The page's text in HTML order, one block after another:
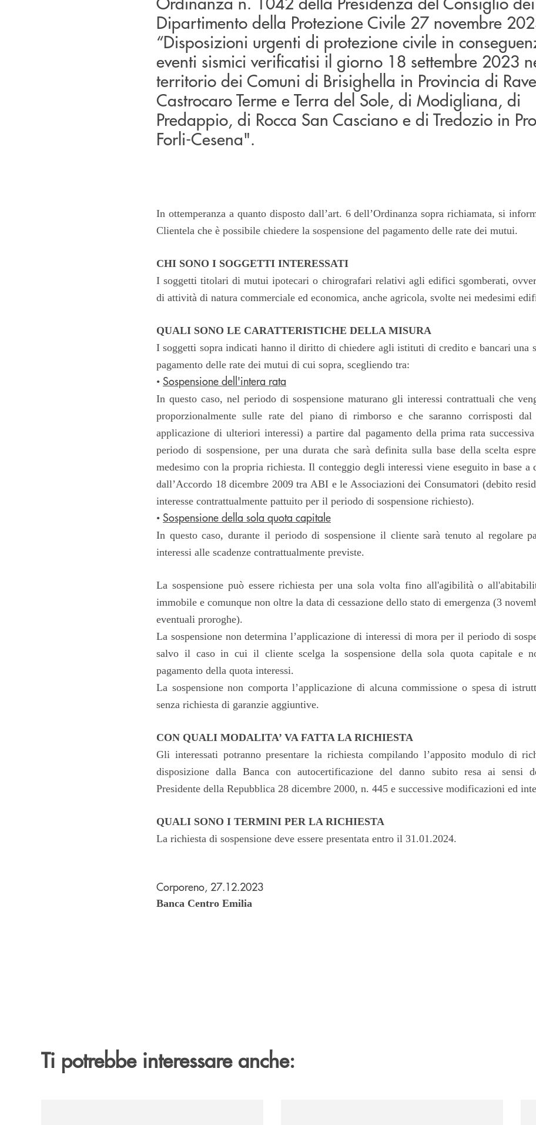
Dipartimento della Protezione Civile 27 novembre
“Disposizioni urgenti di protezione civile in
eventi sismici verificatisi il giorno 18 settembre 2023
territorio dei Comuni di Brisighella in Provincia di
Castrocaro Terme e Terra del Sole, di Modigliana, di
Predappio, di Rocca San Casciano e di Tredozio in
Forli-Cesena".
In ottemperanza a quanto disposto dall’art. 6 dell’Ordinanza sopra richiamata, si
Clientela che è possibile chiedere la sospensione del pagamento delle rate dei mutui.
CHI SONO I SOGGETTI INTERESSATI
I soggetti titolari di mutui ipotecari o chirografari relativi agli edifici sgomberati,
di attività di natura commerciale ed economica, anche agricola, svolte nei medesimi
QUALI SONO LE CARATTERISTICHE DELLA MISURA
I soggetti sopra indicati hanno il diritto di chiedere agli istituti di credito e bancari una
pagamento delle rate dei mutui di cui sopra, scegliendo tra:
• Sospensione dell'intera rata
In questo caso, nel periodo di sospensione maturano gli interessi contrattuali che
proporzionalmente sulle rate del piano di rimborso e che saranno corrisposti dal
applicazione di ulteriori interessi) a partire dal pagamento della prima rata
periodo di sospensione, per una durata che sarà definita sulla base della scelta
medesimo con la propria richiesta. Il conteggio degli interessi viene eseguito in base a
dall’Accordo 18 dicembre 2009 tra ABI e le Associazioni dei Consumatori (debito
interesse contrattualmente pattuito per il periodo di sospensione richiesto).
• Sospensione della sola quota capitale
In questo caso, durante il periodo di sospensione il cliente sarà tenuto al regolare
interessi alle scadenze contrattualmente previste.
La sospensione può essere richiesta per una sola volta fino all'agibilità o
immobile e comunque non oltre la data di cessazione dello stato di emergenza (3
eventuali proroghe).
La sospensione non determina l’applicazione di interessi di mora per il periodo di
salvo il caso in cui il cliente scelga la sospensione della sola quota capitale e
pagamento della quota interessi.
La sospensione non comporta l’applicazione di alcuna commissione o spesa di
senza richiesta di garanzie aggiuntive.
CON QUALI MODALITA’ VA FATTA LA RICHIESTA
Gli interessati potranno presentare la richiesta compilando l’apposito modulo di
disposizione dalla Banca con autocertificazione del danno subito resa ai sensi
Presidente della Repubblica 28 dicembre 2000, n. 445 e successive modificazioni ed
QUALI SONO I TERMINI PER LA RICHIESTA
La richiesta di sospensione deve essere presentata entro il 31.01.2024.
Corporeno, 27.12.2023
Banca Centro Emilia
Ti potrebbe interessare anche: